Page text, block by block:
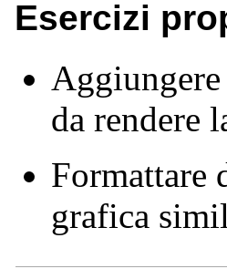
Esercizi
da rendere
Formattare
grafica